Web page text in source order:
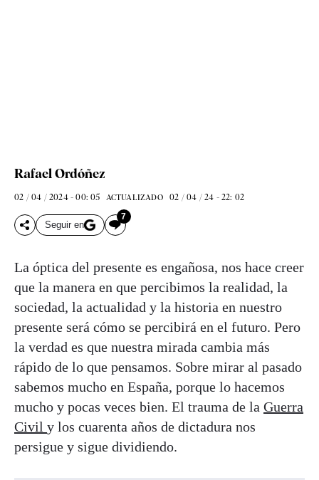
Rafael Ordóñez
02 / 04 / 2024 - 00: 05 ACTUALIZADO 02 / 04 / 24 - 22: 02
Seguir en
7
La óptica del presente es engañosa, nos hace creer
que la manera en que percibimos la realidad, la
sociedad, la actualidad y la historia en nuestro
presente será cómo se percibirá en el futuro. Pero
la verdad es que nuestra mirada cambia más
rápido de lo que pensamos. Sobre mirar al pasado
sabemos mucho en España, porque lo hacemos
mucho y pocas veces bien. El trauma de la Guerra
Civil y los cuarenta años de dictadura nos
persigue y sigue dividiendo.